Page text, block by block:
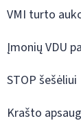
VMI turto
Įmonių VDU
STOP šešėliui
Krašto